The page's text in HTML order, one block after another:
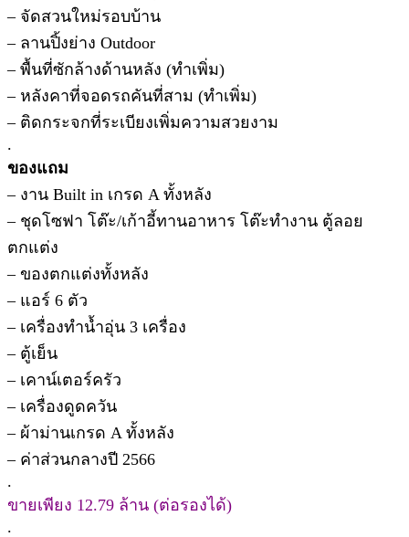
– จัดสวนใหม่รอบบ้าน
– ลานปิ้งย่าง Outdoor
– พื้นที่ซักล้างด้านหลัง (ทำเพิ่ม)
– หลังคาที่จอดรถคันที่สาม (ทำเพิ่ม)
– ติดกระจกที่ระเบียงเพิ่มความสวยงาม
.
ของแถม
– งาน Built in เกรด A ทั้งหลัง
– ชุดโซฟา โต๊ะ/เก้าอี้ทานอาหาร โต๊ะทำงาน ตู้ลอย
ตกแต่ง
– ของตกแต่งทั้งหลัง
– แอร์ 6 ตัว
– เครื่องทำน้ำอุ่น 3 เครื่อง
– ตู้เย็น
– เคาน์เตอร์ครัว
– เครื่องดูดควัน
– ผ้าม่านเกรด A ทั้งหลัง
– ค่าส่วนกลางปี 2566
.
ขายเพียง 12.79 ล้าน (ต่อรองได้)
.